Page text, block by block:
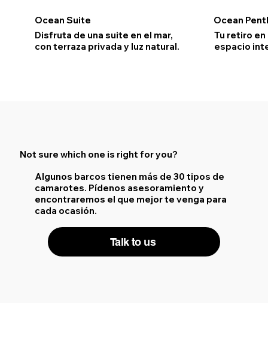
Ocean Suite
Disfruta de una suite en el mar,
con terraza privada y luz natural.
Ocean
Tu retiro en
espacio
Not sure which one is right for you?
Algunos barcos tienen más de 30 tipos de
camarotes. Pídenos asesoramiento y
encontraremos el que mejor te venga para
cada ocasión.
Talk to us